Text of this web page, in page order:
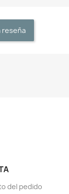
reseña
del pedido